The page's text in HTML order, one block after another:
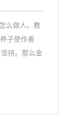
么做人。教
子使作善
持。那么金